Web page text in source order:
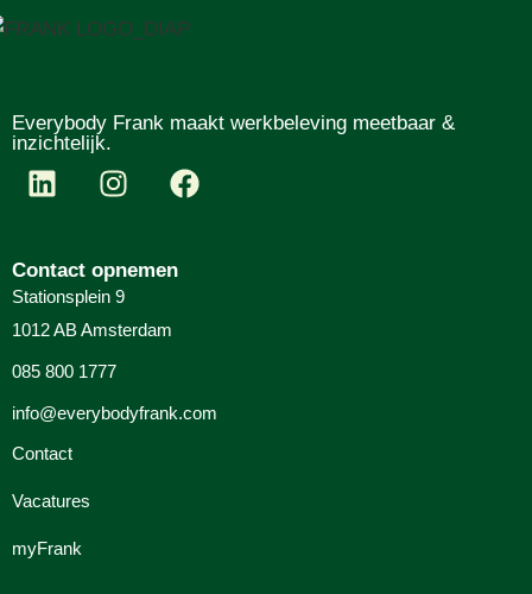
Everybody Frank maakt werkbeleving meetbaar &
inzichtelijk.
Contact opnemen
Stationsplein 9
1012 AB Amsterdam
085 800 1777
info@everybodyfrank.com
Contact
Vacatures
myFrank